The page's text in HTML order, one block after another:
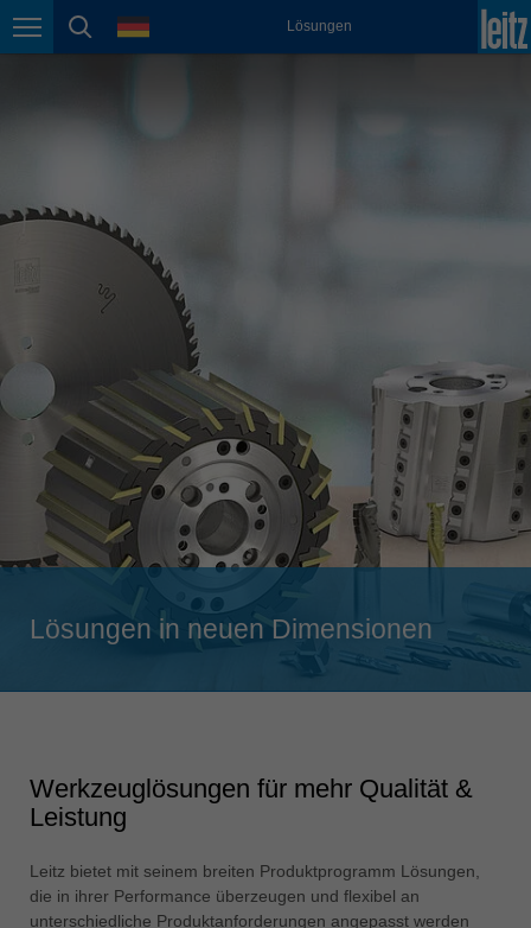
Seitennavigation
Seitensuche
Sprache Lösungen
México
polski
Portugal
português
România
Română
Schweiz
deutsch français
Singapore
Slovenija
Suomi
english
türkçe
USA
Lösungen in neuen Dimensionen
Werkzeuglösungen für mehr Qualität &
Leistung
Leitz bietet mit seinem breiten Produktprogramm Lösungen,
die in ihrer Performance überzeugen und flexibel an
unterschiedliche Produktanforderungen angepasst werden